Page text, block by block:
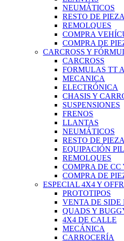
NEUMÁTICOS
RESTO DE
REMOLQUES
COMPRA
COMPRA DE
CARCROSS Y
CARCROSS
FORMULAS TT
MECANICA
ELECTRÓNICA
CHASIS Y
SUSPENSIONES
FRENOS
LLANTAS
NEUMÁTICOS
RESTO DE
EQUIPACIÓN
REMOLQUES
COMPRA DE CC
COMPRA DE
ESPECIAL 4X4 Y
PROTOTIPOS
VENTA DE SIDE
QUADS Y
4X4 DE CALLE
MECÁNICA
CARROCERÍA